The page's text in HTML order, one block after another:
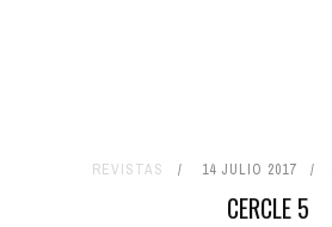
REVISTAS 14 JULIO 2017
CERCLE 5